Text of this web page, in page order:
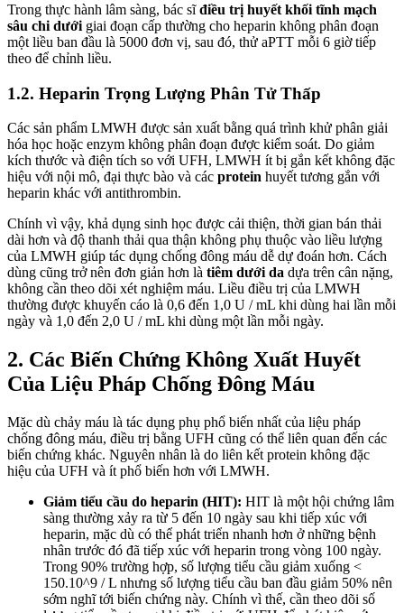
Trong thực hành lâm sàng, bác sĩđiều trị huyết khối tĩnh mạch
sâu chi dưới giai đoạn cấp thường cho heparin không phân đoạn
một liều ban đầu là 5000 đơn vị, sau đó, thử aPTT mỗi 6 giờ tiếp
theo để chỉnh liều.
1.2. Heparin Trọng Lượng Phân Tử Thấp
Các sản phẩm LMWH được sản xuất bằng quá trình khử phân giải
hóa học hoặc enzym không phân đoạn được kiểm soát. Do giảm
kích thước và điện tích so với UFH, LMWH ít bị gắn kết không đặc
hiệu với nội mô, đại thực bào và các protein huyết tương gắn với
heparin khác với antithrombin.
Chính vì vậy, khả dụng sinh học được cải thiện, thời gian bán thải
dài hơn và độ thanh thải qua thận không phụ thuộc vào liều lượng
của LMWH giúp tác dụng chống đông máu dễ dự đoán hơn. Cách
dùng cũng trở nên đơn giản hơn là tiêm dưới da dựa trên cân nặng,
không cần theo dõi xét nghiệm máu. Liều điều trị của LMWH
thường được khuyến cáo là 0,6 đến 1,0 U / mL khi dùng hai lần mỗi
ngày và 1,0 đến 2,0 U / mL khi dùng một lần mỗi ngày.
2. Các Biến Chứng Không Xuất Huyết
Của Liệu Pháp Chống Đông Máu
Mặc dù chảy máu là tác dụng phụ phổ biến nhất của liệu pháp
chống đông máu, điều trị bằng UFH cũng có thể liên quan đến các
biến chứng khác. Nguyên nhân là do liên kết protein không đặc
hiệu của UFH và ít phổ biến hơn với LMWH.
Giảm tiểu cầu do heparin (HIT): HIT là một hội chứng lâm
sàng thường xảy ra từ 5 đến 10 ngày sau khi tiếp xúc với
heparin, mặc dù có thể phát triển nhanh hơn ở những bệnh
nhân trước đó đã tiếp xúc với heparin trong vòng 100 ngày.
Trong 90% trường hợp, số lượng tiểu cầu giảm xuống <
150.10^9 / L nhưng số lượng tiểu cầu ban đầu giảm 50% nên
sớm nghĩ tới biến chứng này. Chính vì thế, cần theo dõi số